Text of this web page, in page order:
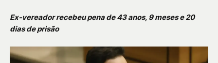
Ex-vereador recebeu pena de 43 anos, 9 meses e 20
dias de prisão